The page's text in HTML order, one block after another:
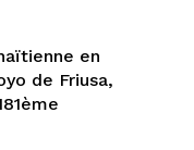
en
de Friusa,